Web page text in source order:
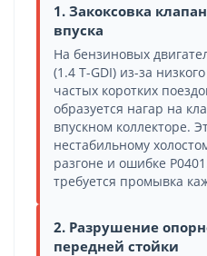
1. Закоксовка
впуска
На бензиновых
(1.4 T-GDI) из-за
частых коротких
образуется нагар на
впускном коллекторе.
нестабильному
разгоне и ошибке
требуется промывка
2. Разрушение
передней стойки